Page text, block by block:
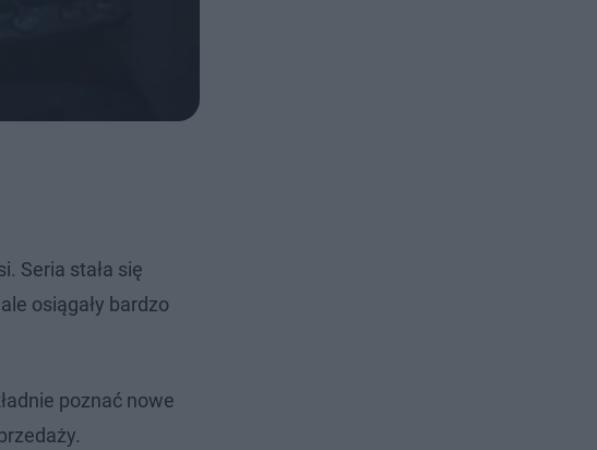
Seria stała się
osiągały bardzo
poznać nowe